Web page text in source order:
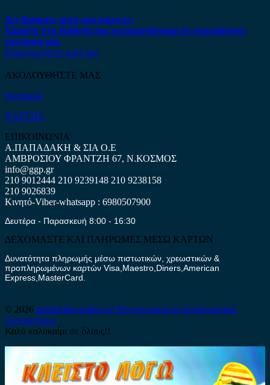
Δεν βρήκατε αυτό που ψάχνετε;
Είμαστε στη διάθεση σας να απαντήσουμε σε οποιαδήποτε
ερώτηση σας.
Επικοινωνήστε μαζί μας
ΑΚΟΛΟΥΘΗΣΤΕ ΜΑΣ
Facebook
ΧΑΡΤΗΣ
ΕΠΙΚΟΙΝΩΝΙΑ
Α.ΠΑΠΑΔΑΚΗ & ΣΙΑ Ο.Ε
ΑΜΒΡΟΣΙΟΥ ΦΡΑΝΤΖΗ 67, Ν.ΚΟΣΜΟΣ
info@ggp.gr
210 9012444 210 9239148 210 9238158
210 9026839
Κινητό-Viber-whatsapp : 6980507900
Δευτέρα - Παρασκευή 8:00 - 16:30
ΔΕΧΟΜΑΣΤΕ ΚΑΙ ΠΛΗΡΩΜΕΣ ΜΕΣΩ ΚΑΡΤΩΝ
Δυνατότητα πληρωμής μέσω πιστωτικών, χρεωστικών &
προπληρωμένων καρτών Visa,Maestro,Diners,American
Express,MasterCard.
© 2026 antalaktika-online.grΜεταχειρισμένα Ανταλλακτικά
Αυτοκινήτων
Καλό καλοκαίρι σε όλους!!